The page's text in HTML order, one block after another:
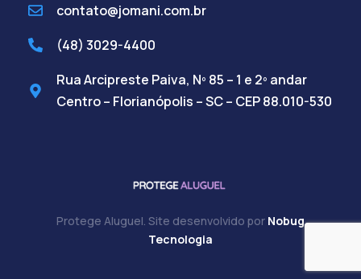
contato@jomani.com.br
(48) 3029-4400
Rua Arcipreste Paiva, Nº 85 – 1 e 2º andar
Centro – Florianópolis – SC – CEP 88.010-530
Protege Aluguel. Site desenvolvido por Nobug
Tecnologia
Cadastre-se